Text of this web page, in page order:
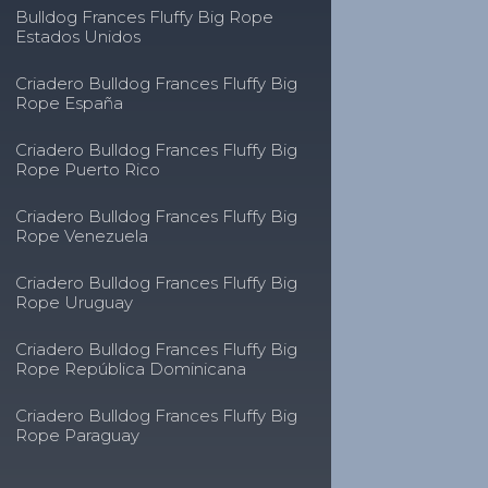
Bulldog Frances Fluffy Big Rope
Estados Unidos
Criadero Bulldog Frances Fluffy Big
Rope España
Criadero Bulldog Frances Fluffy Big
Rope Puerto Rico
Criadero Bulldog Frances Fluffy Big
Rope Venezuela
Criadero Bulldog Frances Fluffy Big
Rope Uruguay
Criadero Bulldog Frances Fluffy Big
Rope República Dominicana
Criadero Bulldog Frances Fluffy Big
Rope Paraguay